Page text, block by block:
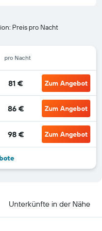
Preis pro Nacht
pro Nacht
81 € Zum Angebot
86 € Zum Angebot
98 € Zum Angebot
Unterkünfte in der Nähe